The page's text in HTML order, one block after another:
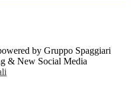
by Gruppo Spaggiari
& New Social Media